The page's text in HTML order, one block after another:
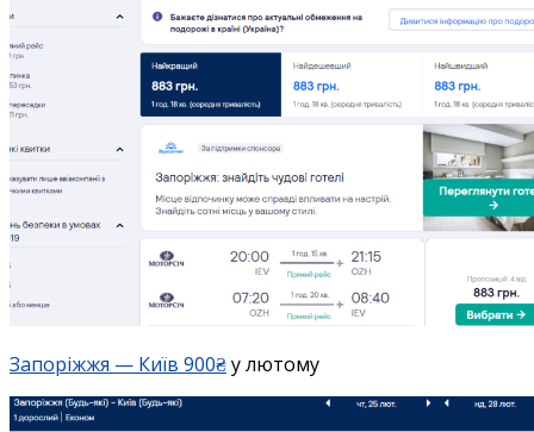
Запоріжжя — Київ 900₴у лютому